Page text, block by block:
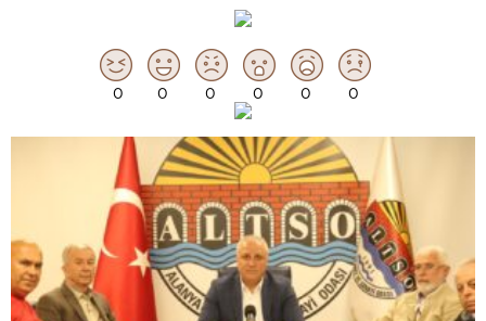
0 0 0 0 0 0